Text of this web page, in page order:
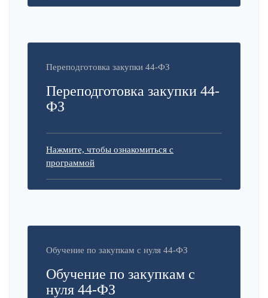
Переподготовка закупки 44-ФЗ
Переподготовка закупки 44-
ФЗ
Нажмите, чтобы ознакомиться с
программой
Обучение по закупкам с нуля 44-ФЗ
Обучение по закупкам с
нуля 44-ФЗ